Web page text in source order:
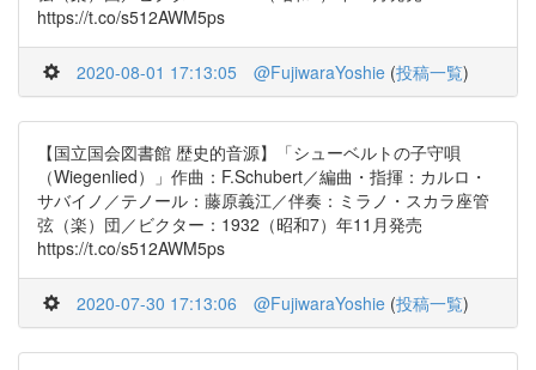
https://t.co/s512AWM5ps
2020-08-01 17:13:05 @FujiwaraYoshie (投稿一覧)
【国立国会図書館 歴史的音源】「シューベルトの子守唄
（Wiegenlied）」作曲：F.Schubert／編曲・指揮：カルロ・
サバイノ／テノール：藤原義江／伴奏：ミラノ・スカラ座管
弦（楽）団／ビクター：1932（昭和7）年11月発売
https://t.co/s512AWM5ps
2020-07-30 17:13:06 @FujiwaraYoshie (投稿一覧)